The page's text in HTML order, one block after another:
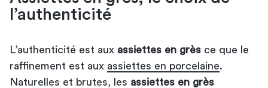
l’authenticité
L’authenticité est aux assiettes en grès ce que le
raffinement est aux assiettes en porcelaine.
Naturelles et brutes, les assiettes en grès